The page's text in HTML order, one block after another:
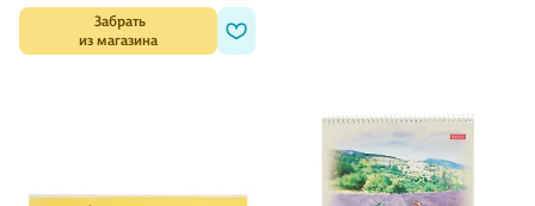
Забрать
из магазина